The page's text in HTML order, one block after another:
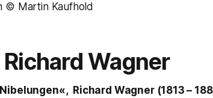
© Martin Kaufhold
Wagner
Richard Wagner (1813 –